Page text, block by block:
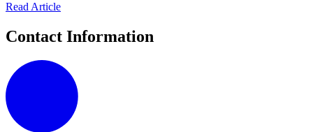
Read Article
Contact Information